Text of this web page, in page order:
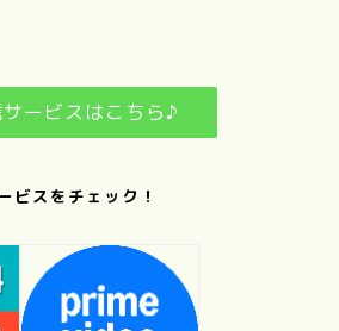
ービスはこちら♪
ビスをチェック！